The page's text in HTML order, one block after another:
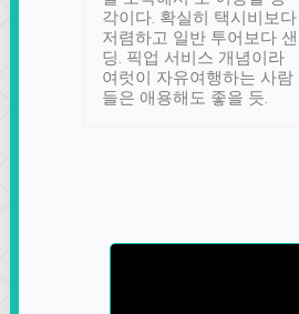
각이다. 확실히 택시비보다
저렴하고 일반 투어보다 샌
딩. 픽업 서비스 개념이라
여럿이 자유여행하는 사람
들은 애용해도 좋을 듯.